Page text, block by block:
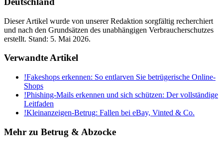
Dieser Artikel wurde von unserer Redaktion sorgfältig recherchiert
und nach den Grundsätzen des unabhängigen Verbraucherschutzes
erstellt. Stand: 5. Mai 2026.
Verwandte Artikel
!Fakeshops erkennen: So entlarven Sie betrügerische Online-
Shops
!Phishing-Mails erkennen und sich schützen: Der vollständige
Leitfaden
!Kleinanzeigen-Betrug: Fallen bei eBay, Vinted & Co.
Mehr zu Betrug & Abzocke